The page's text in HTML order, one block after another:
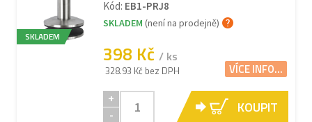
SKLADEM
Kód: EB1-PRJ8
SKLADEM (není na prodejně)
398 Kč / ks
328.93 Kč bez DPH VÍCE INFO...
+
-
KOUPIT